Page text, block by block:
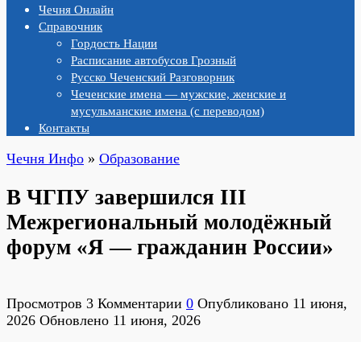
Чечня Онлайн
Справочник
Гордость Нации
Расписание автобусов Грозный
Русско Чеченский Разговорник
Чеченские имена — мужские, женские и
мусульманские имена (с переводом)
Контакты
Чечня Инфо » Образование
В ЧГПУ завершился III
Межрегиональный молодёжный
форум «Я — гражданин России»
Просмотров 3 Комментарии 0 Опубликовано 11 июня,
2026 Обновлено 11 июня, 2026